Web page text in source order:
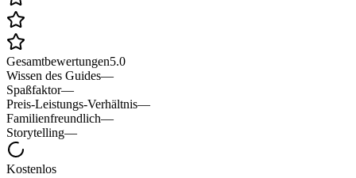
Gesamtbewertungen5.0
Wissen des Guides—
Spaßfaktor—
Preis-Leistungs-Verhältnis—
Familienfreundlich—
Storytelling—
Kostenlos